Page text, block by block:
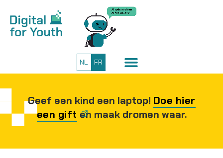
NL FR
Geef een kind een laptop! Doe hier
een gift en maak dromen waar.